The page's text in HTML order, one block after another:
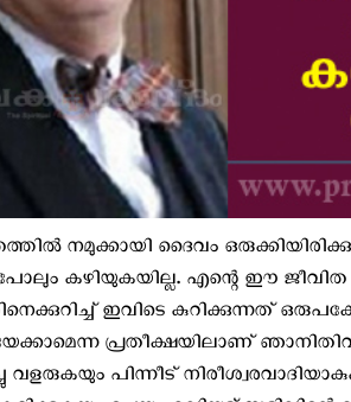
നമുക്കായി ദൈവം
കഴിയുകയില്ല. എന്റെ ഈ
ഇവിടെ കുറിക്കുന്നത്
പ്രതീക്ഷയിലാണ്
വളരുകയും പിന്നീട്